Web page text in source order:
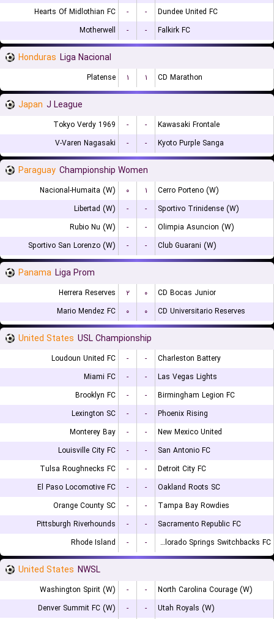
Hearts Of Midlothian FC
- -
Dundee United FC
Motherwell
- - Falkirk FC
Honduras Liga Nacional
Platense ۱ ۱ CD Marathon
Japan J League
Tokyo Verdy 1969 - -
Kawasaki Frontale
V-Varen Nagasaki
- - Kyoto Purple Sanga
Paraguay Championship Women
Nacional-Humaita (W) ۰ ۱
Cerro Porteno (W)
Libertad (W)
- -
Sportivo Trinidense (W)
Rubio Nu (W)
- -
Olimpia Asuncion (W)
Sportivo San Lorenzo (W)
- - Club Guarani (W)
Panama Liga Prom
Herrera Reserves ۲ ۰
CD Bocas Junior
Mario Mendez FC
۰ ۰ CD Universitario Reserves
United States USL Championship
Loudoun United FC - -
Charleston Battery
Miami FC
- -
Las Vegas Lights
Brooklyn FC
- -
Birmingham Legion FC
Lexington SC
- -
Phoenix Rising
Monterey Bay
- -
New Mexico United
Louisville City FC
- -
San Antonio FC
Tulsa Roughnecks FC
- -
Detroit City FC
El Paso Locomotive FC
- -
Oakland Roots SC
Orange County SC
- -
Tampa Bay Rowdies
Pittsburgh Riverhounds
- -
Sacramento Republic FC
Rhode Island
- - Colorado Springs Switchbacks FC
United States NWSL
Washington Spirit (W) - -
North Carolina Courage (W)
Denver Summit FC (W)
- -
Utah Royals (W)